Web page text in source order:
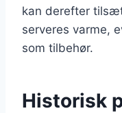
kan derefter
serveres varme,
som tilbehør.
Historisk